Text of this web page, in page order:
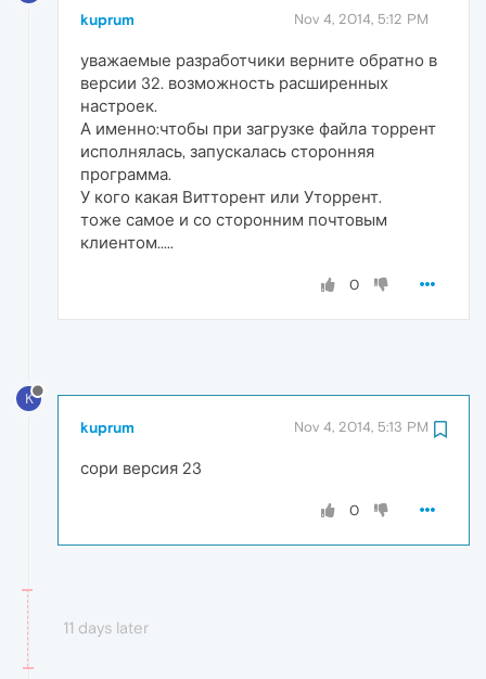
kuprum Nov 4, 2014, 5:12 PM
уважаемые разработчики верните обратно в
версии 32. возможность расширенных
настроек.
А именно:чтобы при загрузке файла торрент
исполнялась, запускалась сторонняя
программа.
У кого какая Витторент или Уторрент.
тоже самое и со сторонним почтовым
клиентом.....
0
K
kuprum Nov 4, 2014, 5:13 PM
сори версия 23
0
11 days later